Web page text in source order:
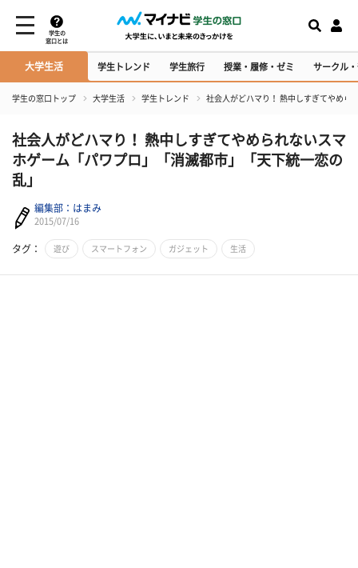
学生の
窓口とは
大学生活 学生トレンド 学生旅行 授業・履修・ゼミ サークル
学生の窓口トップ 大学生活 学生トレンド 社会人がどハマり！ 熱中しすぎてやめら
社会人がどハマり！ 熱中しすぎてやめられないスマ
ホゲーム「パワプロ」「消滅都市」「天下統一恋の
乱」
編集部：はまみ
2015/07/16
タグ： 遊び スマートフォン ガジェット 生活